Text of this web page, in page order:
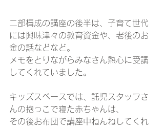
二部構成の講座の後半は、子育て世代
には興味津々の教育資金や、老後のお
金の話などなど。
メモをとりながらみなさん熱心に受講
してくれていました。
キッズスペースでは、託児スタッフさ
んの抱っこで寝た赤ちゃんは、
その後お布団で講座中ねんねしてくれ